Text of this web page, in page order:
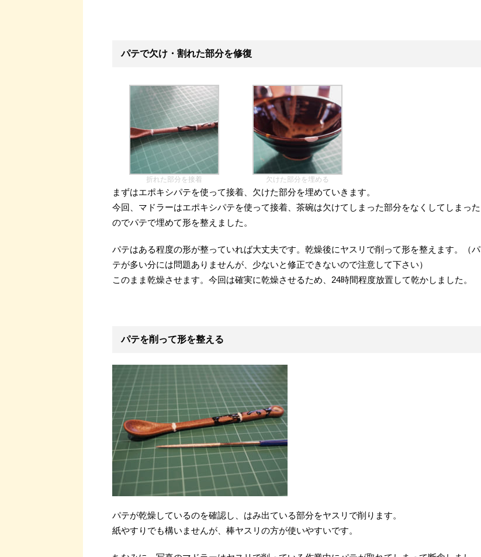
パテで欠け・割れた部分を修復
折れた部分を接着 欠けた部分を埋める
まずはエポキシパテを使って接着、欠けた部分を埋めていきます。
今回、マドラーはエポキシパテを使って接着、茶碗は欠けてしまった部分をなくしてしまった
のでパテで埋めて形を整えました。
パテはある程度の形が整っていれば大丈夫です。乾燥後にヤスリで削って形を整えます。（パ
テが多い分には問題ありませんが、少ないと修正できないので注意して下さい）
このまま乾燥させます。今回は確実に乾燥させるため、24時間程度放置して乾かしました。
パテを削って形を整える
パテが乾燥しているのを確認し、はみ出ている部分をヤスリで削ります。
紙やすりでも構いませんが、棒ヤスリの方が使いやすいです。